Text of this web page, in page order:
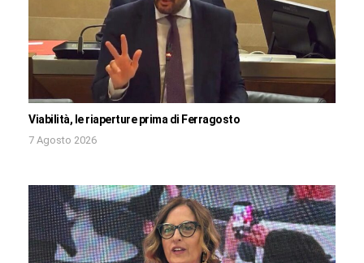
Viabilità, le riaperture prima di Ferragosto
7 Agosto 2026